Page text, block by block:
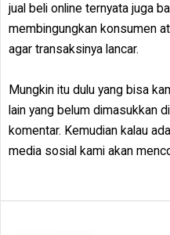
jual beli online ternyata juga
membingungkan konsumen
agar transaksinya lancar.
Mungkin itu dulu yang bisa
lain yang belum dimasukkan
komentar. Kemudian kalau
media sosial kami akan